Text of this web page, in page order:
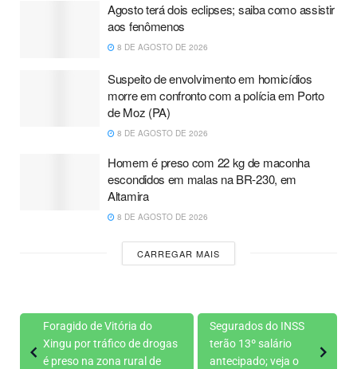
Agosto terá dois eclipses; saiba como assistir
aos fenômenos
8 DE AGOSTO DE 2026
Suspeito de envolvimento em homicídios
morre em confronto com a polícia em Porto
de Moz (PA)
8 DE AGOSTO DE 2026
Homem é preso com 22 kg de maconha
escondidos em malas na BR-230, em
Altamira
8 DE AGOSTO DE 2026
CARREGAR MAIS
Foragido de Vitória do
Xingu por tráfico de drogas
é preso na zona rural de
Segurados do INSS
terão 13º salário
antecipado; veja o